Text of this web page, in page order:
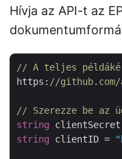
Hívja az API-t az
// A teljes
https: //github.com/
// Szerezze be az
string
string clientID =